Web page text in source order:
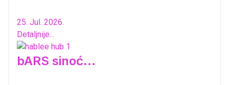
25. Jul. 2026.
Detaljnije...
bARS sinoć...